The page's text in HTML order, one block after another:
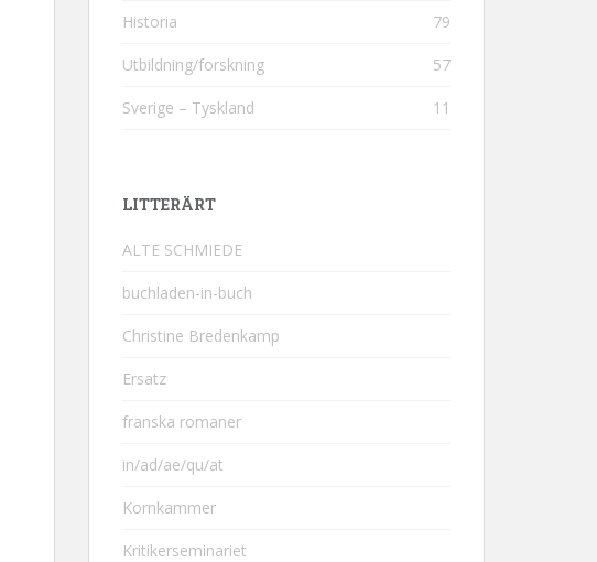
Historia 79
Utbildning/forskning 57
Sverige – Tyskland 11
LITTERÄRT
ALTE SCHMIEDE
buchladen-in-buch
Christine Bredenkamp
Ersatz
franska romaner
in/ad/ae/qu/at
Kornkammer
Kritikerseminariet